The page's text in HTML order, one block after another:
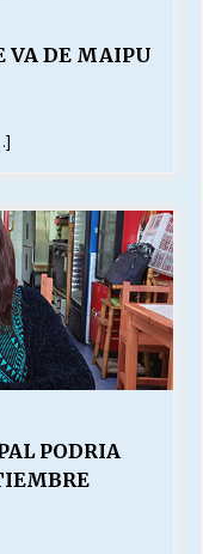
CLIMA
VA DE MAIPU
PODRIA